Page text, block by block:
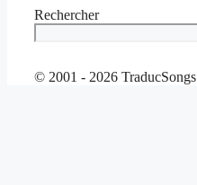
Rechercher
© 2001 - 2026 TraducSongs